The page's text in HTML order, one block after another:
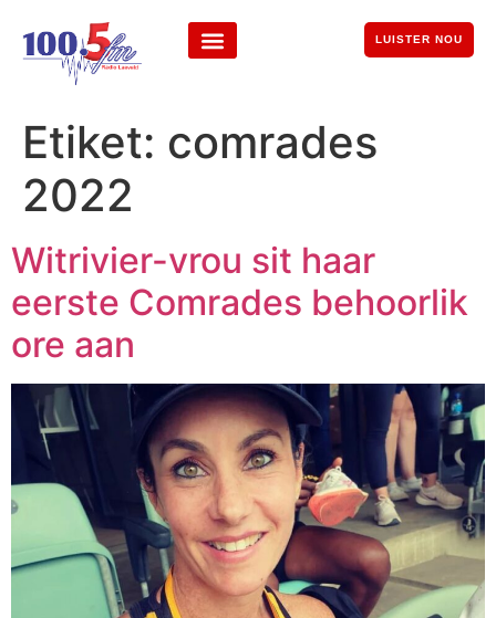
LUISTER NOU
Etiket: comrades
2022
Witrivier-vrou sit haar
eerste Comrades behoorlik
ore aan